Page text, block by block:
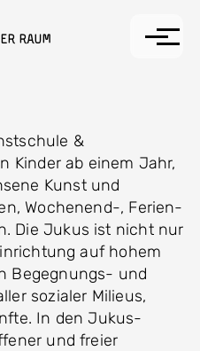
Raum
&
Kinder ab einem Jahr,
Kunst und
Wochenend-, Ferien-
Die Jukus ist nicht nur
auf hohem
Begegnungs- und
sozialer Milieus,
In den Jukus-
und freier